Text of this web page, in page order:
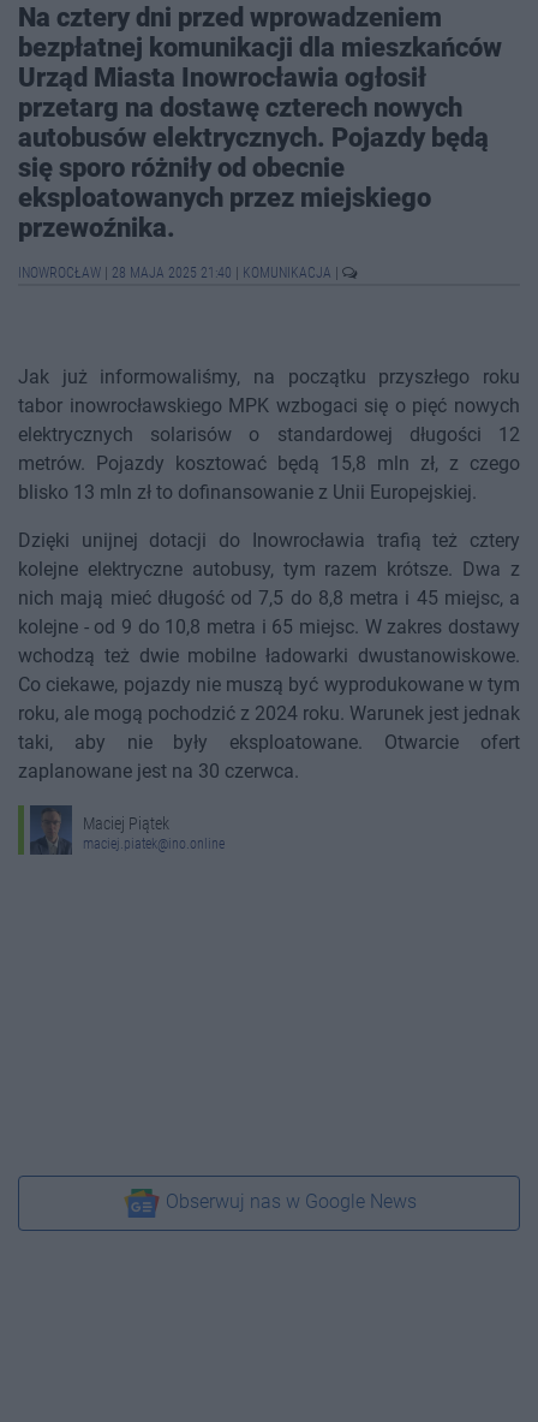
Na cztery dni przed wprowadzeniem
bezpłatnej komunikacji dla mieszkańców
Urząd Miasta Inowrocławia ogłosił
przetarg na dostawę czterech nowych
autobusów elektrycznych. Pojazdy będą
się sporo różniły od obecnie
eksploatowanych przez miejskiego
przewoźnika.
INOWROCŁAW 28 MAJA 2025 21:40 KOMUNIKACJA
Jak już informowaliśmy, na początku przyszłego roku
tabor inowrocławskiego MPK wzbogaci się o pięć nowych
elektrycznych solarisów o standardowej długości 12
metrów. Pojazdy kosztować będą 15,8 mln zł, z czego
blisko 13 mln zł to dofinansowanie z Unii Europejskiej.
Dzięki unijnej dotacji do Inowrocławia trafią też cztery
kolejne elektryczne autobusy, tym razem krótsze. Dwa z
nich mają mieć długość od 7,5 do 8,8 metra i 45 miejsc, a
kolejne - od 9 do 10,8 metra i 65 miejsc. W zakres dostawy
wchodzą też dwie mobilne ładowarki dwustanowiskowe.
Co ciekawe, pojazdy nie muszą być wyprodukowane w tym
roku, ale mogą pochodzić z 2024 roku. Warunek jest jednak
taki, aby nie były eksploatowane. Otwarcie ofert
zaplanowane jest na 30 czerwca.
Maciej Piątek
maciej.piatek@ino.online
Obserwuj nas w Google News